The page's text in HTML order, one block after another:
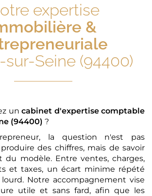
expertise
&
sur-Seine (94400)
uncabinet d'expertise comptable
(94400) ?
la question n'est pas
des chiffres, mais de savoir
du modèle. Entre ventes, charges,
et taxes, un écart minime répété
Notre accompagnement vise
utile et sans fard, afin que les